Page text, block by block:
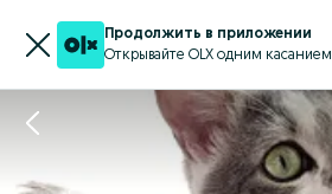
Продолжить в приложении
Открывайте OLX одним касанием